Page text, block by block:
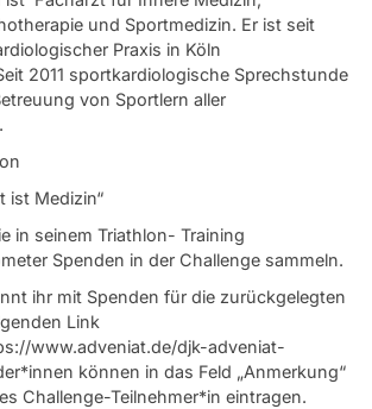
und Sportmedizin. Er ist seit
Praxis in Köln
2011 sportkardiologische Sprechstunde
von Sportlern aller
ist Medizin“
in seinem Triathlon- Training
Spenden in der Challenge sammeln.
ihr mit Spenden für die zurückgelegten
Link
www.adveniat.de/djk-adveniat-
können in das Feld „Anmerkung“
Challenge-Teilnehmer*in eintragen.